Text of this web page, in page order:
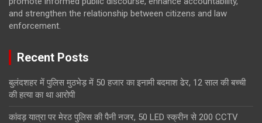
and strengthen the relationship between citizens and law
enforcement.
Recent Posts
बुलंदशहर में पुलिस मुठभेड़ में 50 हजार का इनामी बदमाश ढेर, 12 साल की बच्ची
की हत्या का था आरोपी
कांवड़ यात्रा पर मेरठ पुलिस की पैनी नजर, 50 LED स्क्रीन से 200 CCTV